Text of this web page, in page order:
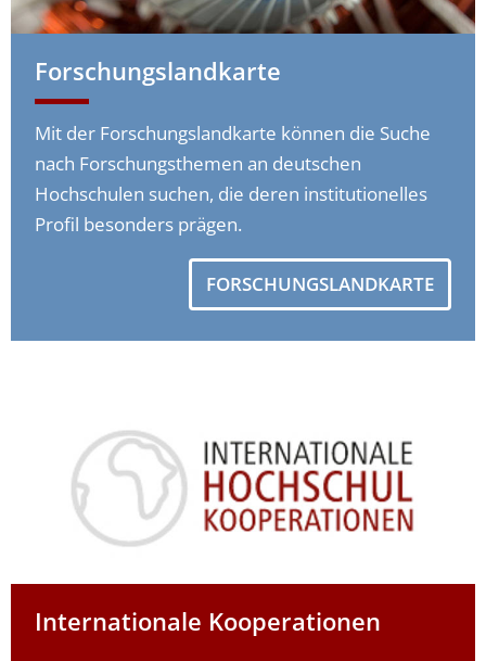
Forschungslandkarte
Mit der Forschungslandkarte können die Suche
nach Forschungsthemen an deutschen
Hochschulen suchen, die deren institutionelles
Profil besonders prägen.
FORSCHUNGSLANDKARTE
Internationale Kooperationen